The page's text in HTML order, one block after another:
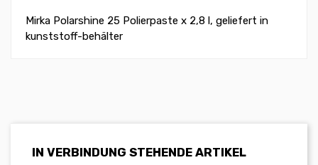
Mirka Polarshine 25 Polierpaste x 2,8 l, geliefert in
kunststoff-behälter
IN VERBINDUNG STEHENDE ARTIKEL